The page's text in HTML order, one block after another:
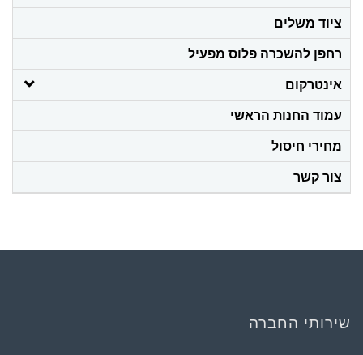
ציוד משלים
רחפן להשכרה פלוס מפעיל
אינטרקום
עמוד החנות הראשי
מחירי חיסול
צור קשר
שירותי החברה